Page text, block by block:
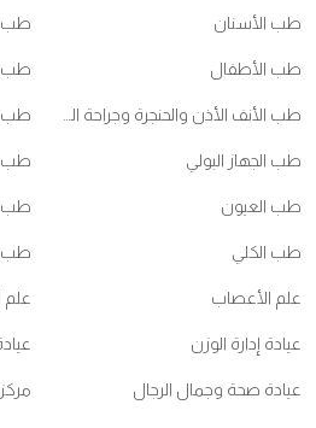
طب الأسنان طب
طب الأطفال طب
طب
طب الجهاز البولي طب
طب العيون طب
طب الكلي طب
علم الأعصاب علم
عيادة إدارة الوزن
عيادة صحة وجمال الرجال